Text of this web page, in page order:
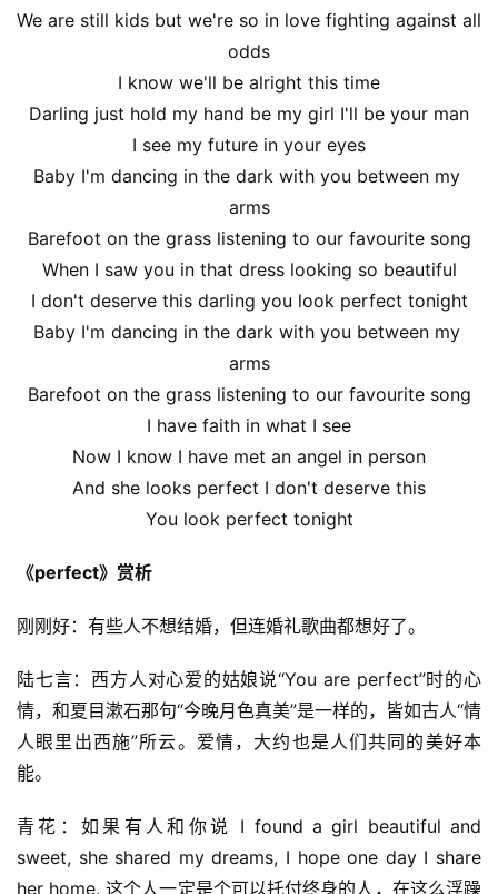
We are still kids but we're so in love fighting against all
odds
I know we'll be alright this time
Darling just hold my hand be my girl I'll be your man
I see my future in your eyes
Baby I'm dancing in the dark with you between my
arms
Barefoot on the grass listening to our favourite song
When I saw you in that dress looking so beautiful
I don't deserve this darling you look perfect tonight
Baby I'm dancing in the dark with you between my
arms
Barefoot on the grass listening to our favourite song
I have faith in what I see
Now I know I have met an angel in person
And she looks perfect I don't deserve this
You look perfect tonight
《perfect》赏析
刚刚好：有些人不想结婚，但连婚礼歌曲都想好了。
陆七言：西方人对心爱的姑娘说“You are perfect”时的心
情，和夏目漱石那句“今晚月色真美”是一样的，皆如古人“情
人眼里出西施”所云。爱情，大约也是人们共同的美好本
能。
青花：如果有人和你说 I found a girl beautiful and
sweet, she shared my dreams, I hope one day I share
her home. 这个人一定是个可以托付终身的人，在这么浮躁